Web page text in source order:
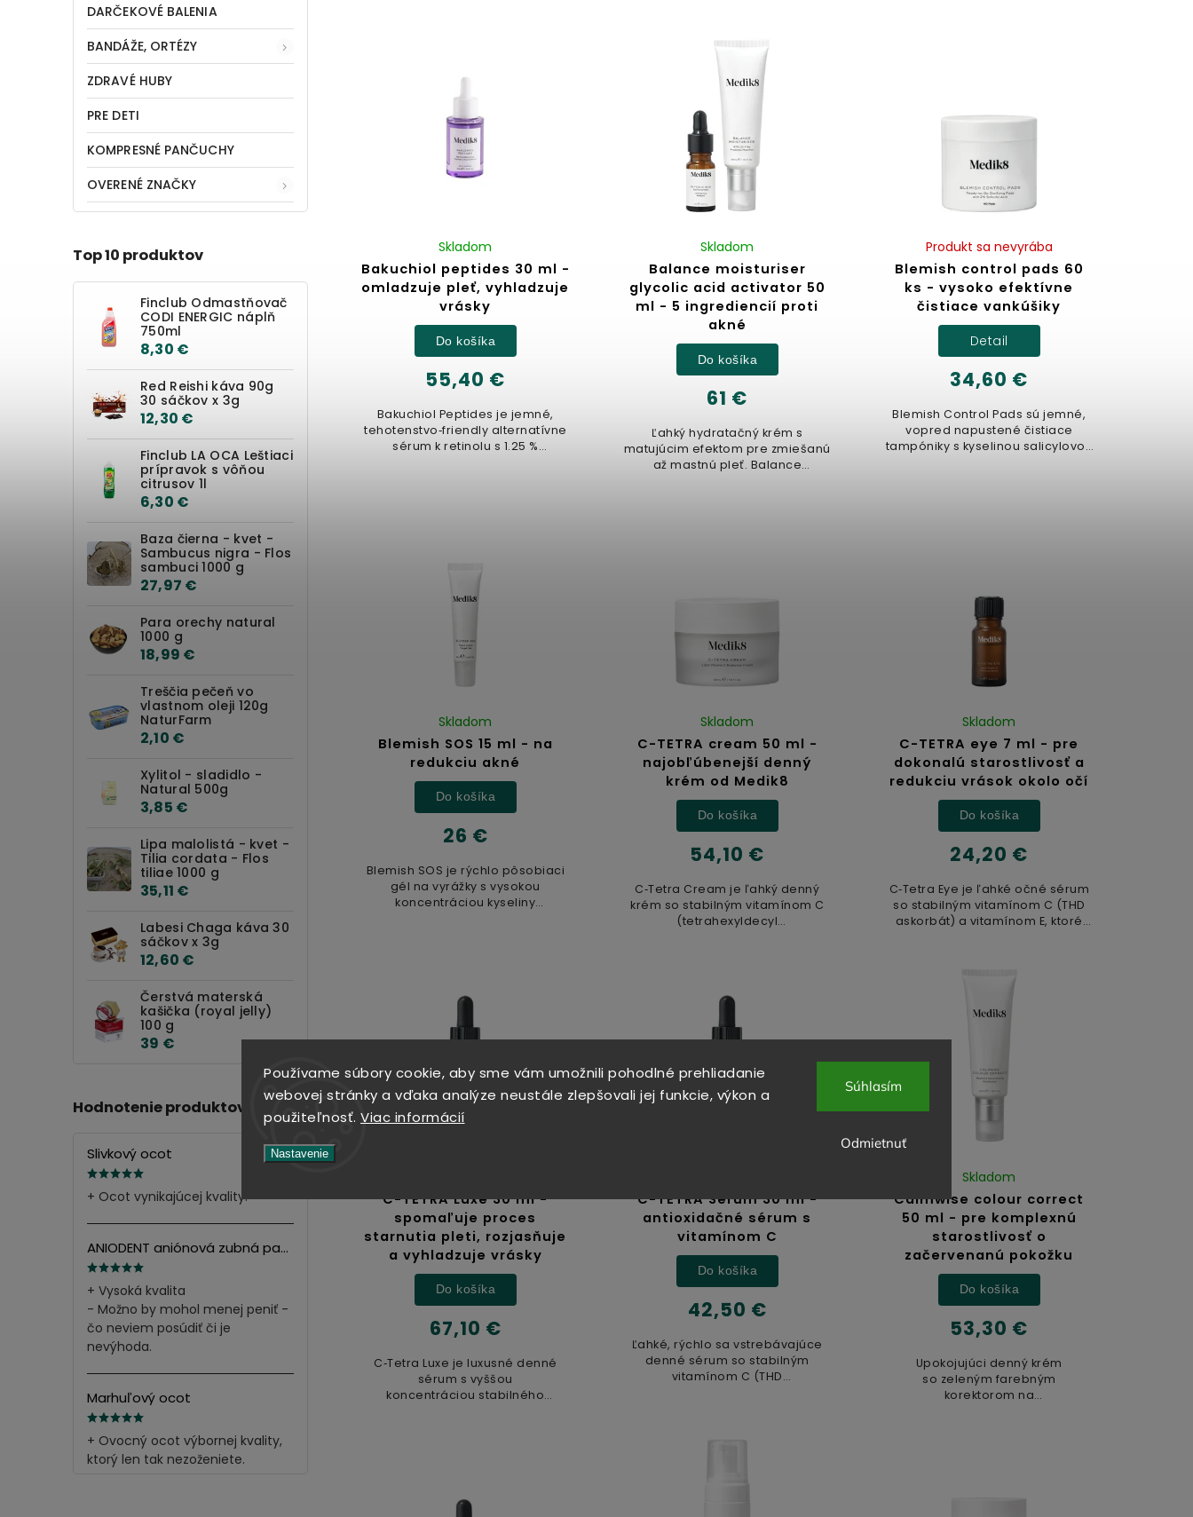
Používame súbory cookie, aby sme vám umožnili pohodlné prehliadanie
webovej stránky a vďaka analýze neustále zlepšovali jej funkcie, výkon a
použiteľnosť. Viac informácií
Nastavenie
Odmietnuť
Súhlasím
DARČEKOVÉ BALENIA
BANDÁŽE, ORTÉZY
ZDRAVÉ HUBY
PRE DETI
KOMPRESNÉ PANČUCHY
OVERENÉ ZNAČKY
Top 10 produktov
Finclub Odmastňovač
CODI ENERGIC náplň
750ml
8,30 €
Red Reishi káva 90g
30 sáčkov x 3g
12,30 €
Finclub LA OCA Leštiaci
prípravok s vôňou
citrusov 1l
6,30 €
Baza čierna - kvet -
Sambucus nigra - Flos
sambuci 1000 g
27,97 €
Para orechy natural
1000 g
18,99 €
Treščia pečeň vo
vlastnom oleji 120g
NaturFarm
2,10 €
Xylitol - sladidlo -
Natural 500g
3,85 €
Lipa malolistá - kvet -
Tilia cordata - Flos
tiliae 1000 g
35,11 €
Labesi Chaga káva 30
sáčkov x 3g
12,60 €
Čerstvá materská
kašička (royal jelly)
100 g
39 €
Hodnotenie produktov
Slivkový ocot
+ Ocot vynikajúcej kvality.
ANIODENT aniónová zubná pasta s minerálnymi soľami 165g
+ Vysoká kvalita
- Možno by mohol menej peniť -
čo neviem posúdiť či je
nevýhoda.
Marhuľový ocot
+ Ovocný ocot výbornej kvality,
ktorý len tak nezoženiete.
Bakuchiol peptides 30 ml -
omladzuje pleť, vyhladzuje
vrásky
Skladom
55,40 €
Do košíka
Bakuchiol Peptides je jemné,
tehotenstvo‑friendly alternatívne
sérum k retinolu s 1.25 %
Balance moisturiser
glycolic acid activator 50
ml - 5 ingrediencií proti
akné
Skladom
61 €
Do košíka
Ľahký hydratačný krém s
matujúcim efektom pre zmiešanú
až mastnú pleť. Balance
Blemish control pads 60
ks - vysoko efektívne
čistiace vankúšiky
Produkt sa nevyrába
34,60 €
Detail
Blemish Control Pads sú jemné,
vopred napustené čistiace
tampóniky s kyselinou salicylovou
Blemish SOS 15 ml - na
redukciu akné
Skladom
26 €
Do košíka
Blemish SOS je rýchlo pôsobiaci
gél na vyrážky s vysokou
koncentráciou kyseliny
C-TETRA cream 50 ml -
najobľúbenejší denný
krém od Medik8
Skladom
54,10 €
Do košíka
C‑Tetra Cream je ľahký denný
krém so stabilným vitamínom C
(tetrahexyldecyl
C-TETRA eye 7 ml - pre
dokonalú starostlivosť a
redukciu vrások okolo očí
Skladom
24,20 €
Do košíka
C‑Tetra Eye je ľahké očné sérum
so stabilným vitamínom C (THD
askorbát) a vitamínom E, ktoré
C-TETRA Luxe 30 ml -
spomaľuje proces
starnutia pleti, rozjasňuje
a vyhladzuje vrásky
67,10 €
Do košíka
C‑Tetra Luxe je luxusné denné
sérum s vyššou
koncentráciou stabilného
C-TETRA Serum 30 ml -
antioxidačné sérum s
vitamínom C
42,50 €
Do košíka
Ľahké, rýchlo sa vstrebávajúce
denné sérum so stabilným
vitamínom C (THD
Calmwise colour correct
50 ml - pre komplexnú
starostlivosť o
začervenanú pokožku
Skladom
53,30 €
Do košíka
Upokojujúci denný krém
so zeleným farebným
korektorom na